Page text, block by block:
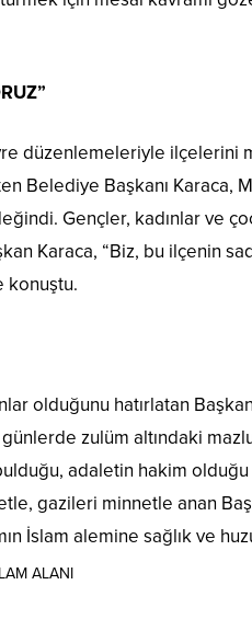
düzenlemeleriyle ilçelerini
Belediye Başkanı Karaca,
Gençler, kadınlar ve
Karaca, “Biz, bu ilçenin
konuştu.
olduğunu hatırlatan
zulüm altındaki
adaletin hakim
gazileri minnetle anan
İslam alemine sağlık ve
ALANI